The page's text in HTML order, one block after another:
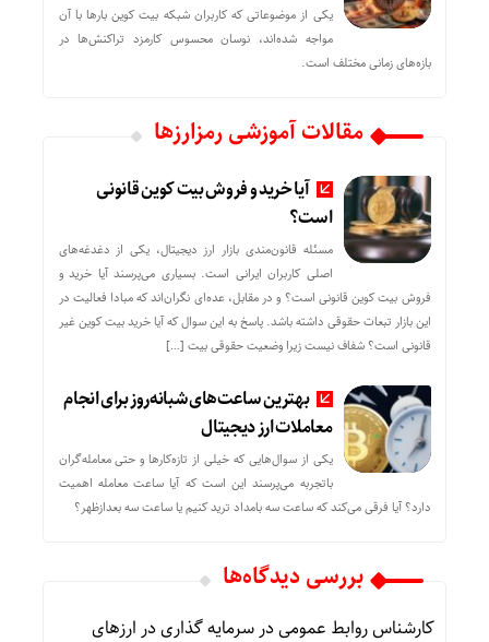
یکی از موضوعاتی که کاربران شبکه بیت کوین بارها با آن
مواجه شده‌اند، نوسان محسوس کارمزد تراکنش‌ها در
بازه‌های زمانی مختلف است.
مقالات آموزشی رمزارزها
آیا خرید و فروش بیت کوین قانونی
است؟
مسئله قانون‌مندی بازار ارز دیجیتال، یکی از دغدغه‌های
اصلی کاربران ایرانی است. بسیاری می‌پرسند آیا خرید و
فروش بیت کوین قانونی است؟ و در مقابل، عده‌ای نگران‌اند که مبادا فعالیت در
این بازار تبعات حقوقی داشته باشد. پاسخ به این سوال که آیا خرید بیت کوین غیر
قانونی است؟ شفاف نیست زیرا وضعیت حقوقی بیت‌ […]
بهترین ساعت‌های شبانه‌روز برای انجام
معاملات ارز دیجیتال
یکی از سوال‌هایی که خیلی از تازه‌کارها و حتی معامله‌گران
باتجربه می‌پرسند این است که آیا ساعت معامله اهمیت
دارد؟ آیا فرقی می‌کند که ساعت سه بامداد ترید کنیم یا ساعت سه بعدازظهر؟
بررسی دیدگاه‌ها
کارشناس روابط عمومیدرسرمایه گذاری در ارزهای